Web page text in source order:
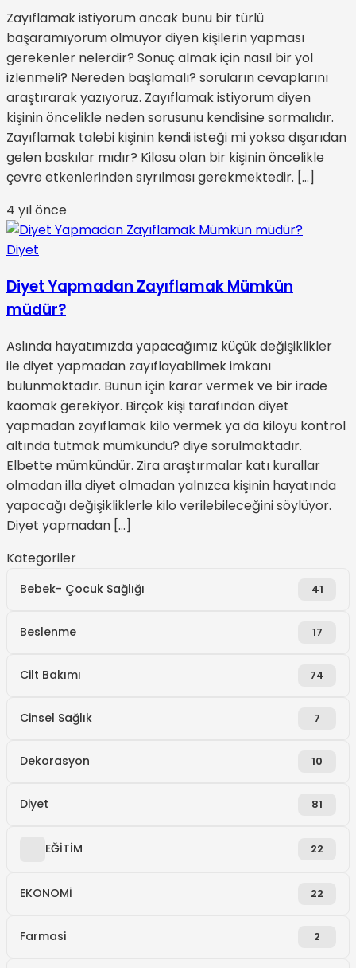
Zayıflamak istiyorum ancak bunu bir türlü
başaramıyorum olmuyor diyen kişilerin yapması
gerekenler nelerdir? Sonuç almak için nasıl bir yol
izlenmeli? Nereden başlamalı? soruların cevaplarını
araştırarak yazıyoruz. Zayıflamak istiyorum diyen
kişinin öncelikle neden sorusunu kendisine sormalıdır.
Zayıflamak talebi kişinin kendi isteği mi yoksa dışarıdan
gelen baskılar mıdır? Kilosu olan bir kişinin öncelikle
çevre etkenlerinden sıyrılması gerekmektedir. […]
4 yıl önce
Diyet
Diyet Yapmadan Zayıflamak Mümkün
müdür?
Aslında hayatımızda yapacağımız küçük değişiklikler
ile diyet yapmadan zayıflayabilmek imkanı
bulunmaktadır. Bunun için karar vermek ve bir irade
kaomak gerekiyor. Birçok kişi tarafından diyet
yapmadan zayıflamak kilo vermek ya da kiloyu kontrol
altında tutmak mümkündü? diye sorulmaktadır.
Elbette mümkündür. Zira araştırmalar katı kurallar
olmadan illa diyet olmadan yalnızca kişinin hayatında
yapacağı değişikliklerle kilo verilebileceğini söylüyor.
Diyet yapmadan […]
Kategoriler
Bebek- Çocuk Sağlığı 41
Beslenme 17
Cilt Bakımı 74
Cinsel Sağlık 7
Dekorasyon 10
Diyet 81
EĞİTİM 22
EKONOMİ 22
Farmasi 2